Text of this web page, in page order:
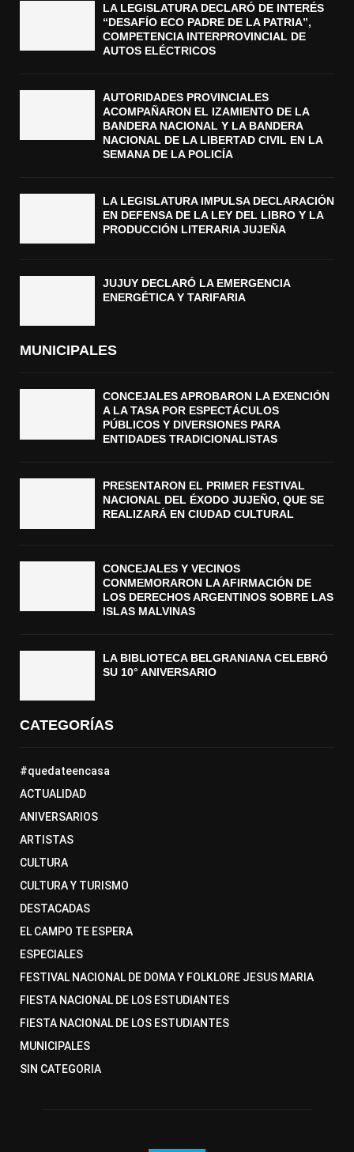
LA LEGISLATURA DECLARÓ DE INTERÉS
“DESAFÍO ECO PADRE DE LA PATRIA”,
COMPETENCIA INTERPROVINCIAL DE
AUTOS ELÉCTRICOS
AUTORIDADES PROVINCIALES
ACOMPAÑARON EL IZAMIENTO DE LA
BANDERA NACIONAL Y LA BANDERA
NACIONAL DE LA LIBERTAD CIVIL EN LA
SEMANA DE LA POLICÍA
LA LEGISLATURA IMPULSA DECLARACIÓN
EN DEFENSA DE LA LEY DEL LIBRO Y LA
PRODUCCIÓN LITERARIA JUJEÑA
JUJUY DECLARÓ LA EMERGENCIA
ENERGÉTICA Y TARIFARIA
MUNICIPALES
CONCEJALES APROBARON LA EXENCIÓN
A LA TASA POR ESPECTÁCULOS
PÚBLICOS Y DIVERSIONES PARA
ENTIDADES TRADICIONALISTAS
PRESENTARON EL PRIMER FESTIVAL
NACIONAL DEL ÉXODO JUJEÑO, QUE SE
REALIZARÁ EN CIUDAD CULTURAL
CONCEJALES Y VECINOS
CONMEMORARON LA AFIRMACIÓN DE
LOS DERECHOS ARGENTINOS SOBRE LAS
ISLAS MALVINAS
LA BIBLIOTECA BELGRANIANA CELEBRÓ
SU 10° ANIVERSARIO
CATEGORÍAS
#quedateencasa
ACTUALIDAD
ANIVERSARIOS
ARTISTAS
CULTURA
CULTURA Y TURISMO
DESTACADAS
EL CAMPO TE ESPERA
ESPECIALES
FESTIVAL NACIONAL DE DOMA Y FOLKLORE JESUS MARIA
FIESTA NACIONAL DE LOS ESTUDIANTES
FIESTA NACIONAL DE LOS ESTUDIANTES
MUNICIPALES
SIN CATEGORIA